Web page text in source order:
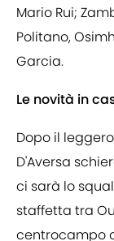
Mario Rui;
Politano,
Garcia.
Le novità in
Dopo il
D'Aversa
ci sarà lo
staffetta tra
centrocampo